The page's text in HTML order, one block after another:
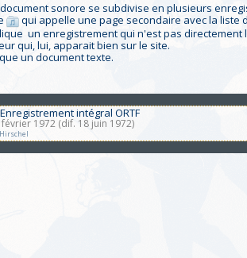
sonore se subdivise en plusieurs
qui appelle une page secondaire avec la
un enregistrement qui n'est pas
qui, lui, apparait bien sur le site.
un document texte.
Enregistrement intégral ORTF
février 1972 (dif. 18 juin 1972)